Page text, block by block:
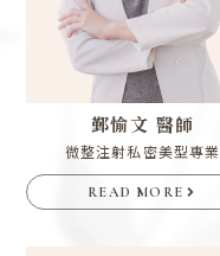
鄞愉文 醫師
微整注射私密美型專業
READ MORE